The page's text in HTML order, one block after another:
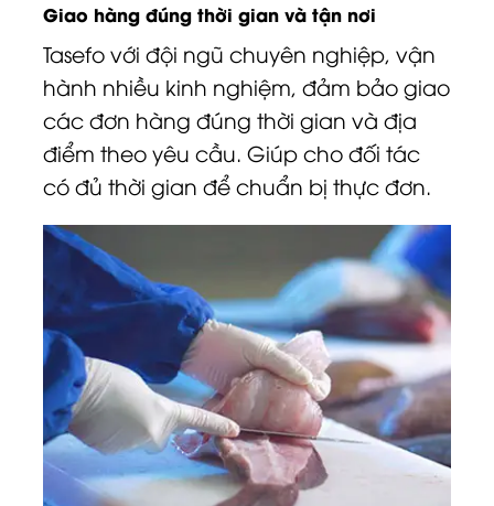
Giao hàng đúng thời gian và tận nơi
Tasefo với đội ngũ chuyên nghiệp, vận
hành nhiều kinh nghiệm, đảm bảo giao
các đơn hàng đúng thời gian và địa
điểm theo yêu cầu. Giúp cho đối tác
có đủ thời gian để chuẩn bị thực đơn.